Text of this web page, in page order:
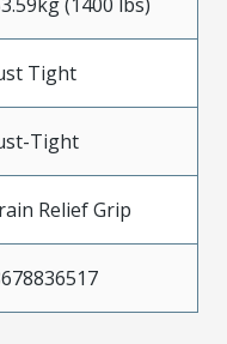
Tight
Tight
Relief Grip